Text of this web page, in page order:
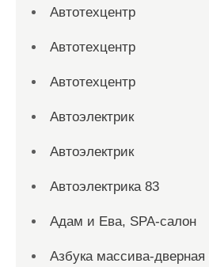
Автотехцентр
Автотехцентр
Автотехцентр
Автоэлектрик
Автоэлектрик
Автоэлектрика 83
Адам и Ева, SPA-салон
Азбука массива-